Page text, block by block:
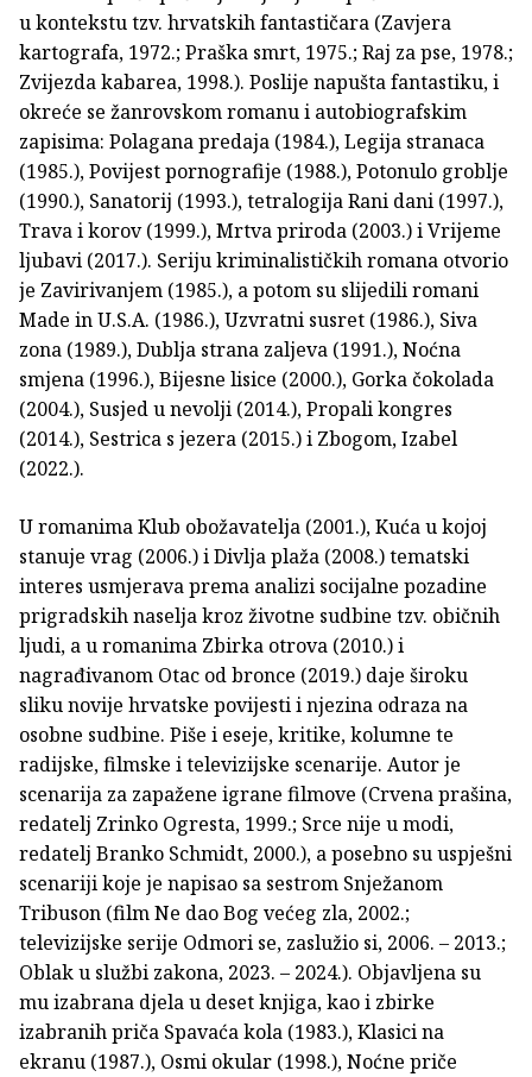
u kontekstu tzv. hrvatskih fantastičara (Zavjera
kartografa, 1972.; Praška smrt, 1975.; Raj za pse, 1978.;
Zvijezda kabarea, 1998.). Poslije napušta fantastiku, i
okreće se žanrovskom romanu i autobiografskim
zapisima: Polagana predaja (1984.), Legija stranaca
(1985.), Povijest pornografije (1988.), Potonulo groblje
(1990.), Sanatorij (1993.), tetralogija Rani dani (1997.),
Trava i korov (1999.), Mrtva priroda (2003.) i Vrijeme
ljubavi (2017.). Seriju kriminalističkih romana otvorio
je Zavirivanjem (1985.), a potom su slijedili romani
Made in U.S.A. (1986.), Uzvratni susret (1986.), Siva
zona (1989.), Dublja strana zaljeva (1991.), Noćna
smjena (1996.), Bijesne lisice (2000.), Gorka čokolada
(2004.), Susjed u nevolji (2014.), Propali kongres
(2014.), Sestrica s jezera (2015.) i Zbogom, Izabel
(2022.).
U romanima Klub obožavatelja (2001.), Kuća u kojoj
stanuje vrag (2006.) i Divlja plaža (2008.) tematski
interes usmjerava prema analizi socijalne pozadine
prigradskih naselja kroz životne sudbine tzv. običnih
ljudi, a u romanima Zbirka otrova (2010.) i
nagrađivanom Otac od bronce (2019.) daje široku
sliku novije hrvatske povijesti i njezina odraza na
osobne sudbine. Piše i eseje, kritike, kolumne te
radijske, filmske i televizijske scenarije. Autor je
scenarija za zapažene igrane filmove (Crvena prašina,
redatelj Zrinko Ogresta, 1999.; Srce nije u modi,
redatelj Branko Schmidt, 2000.), a posebno su uspješni
scenariji koje je napisao sa sestrom Snježanom
Tribuson (film Ne dao Bog većeg zla, 2002.;
televizijske serije Odmori se, zaslužio si, 2006. – 2013.;
Oblak u službi zakona, 2023. – 2024.). Objavljena su
mu izabrana djela u deset knjiga, kao i zbirke
izabranih priča Spavaća kola (1983.), Klasici na
ekranu (1987.), Osmi okular (1998.), Noćne priče